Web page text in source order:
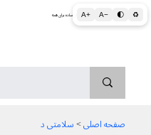
A+ A− 🌓 ♻ اطلاعات پزشکی و بهداشتی به زبان ساده برای همه
صفحه اصلی > سلامتی د